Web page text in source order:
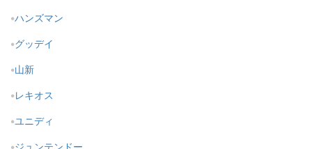
ハンズマン
グッデイ
山新
レキオス
ユニディ